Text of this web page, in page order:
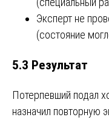
Эксперт не
(состояние
5.3 Результат
Потерпевший подал
назначил повторную